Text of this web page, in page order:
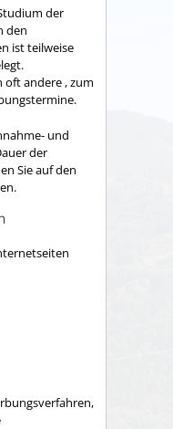
der
den
ist teilweise
oft andere , zum
und
der
Sie auf den